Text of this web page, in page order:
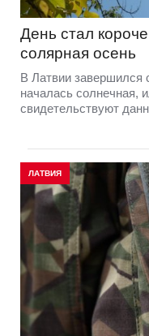
День стал
солярная осень
В Латвии завершился
началась солнечная,
свидетельствуют
ЛАТВИЯ